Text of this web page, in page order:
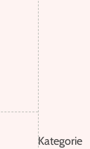
Kategorie